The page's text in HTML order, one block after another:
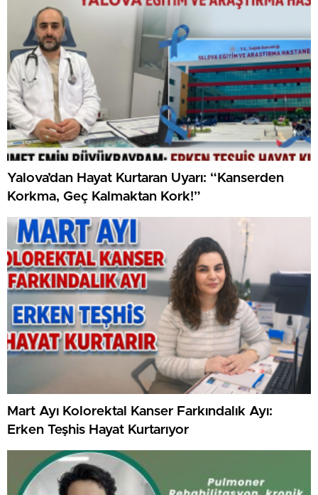
Yalova’dan Hayat Kurtaran Uyarı: “Kanserden
Korkma, Geç Kalmaktan Kork!”
Mart Ayı Kolorektal Kanser Farkındalık Ayı:
Erken Teşhis Hayat Kurtarıyor